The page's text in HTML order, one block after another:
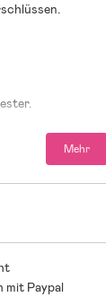
Mehr
mit Paypal